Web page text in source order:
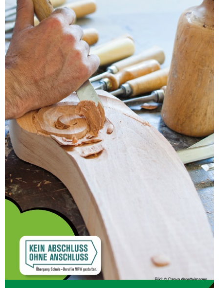
„Möchtest du mal einen Teufelsknoten
erstellen?“ – „Wood I do what???“
Na, einen Teufelsknoten bauen!
Willste wissen, was das ist? Dann melde dich
für den Praxis-Check Holz beim Bildungsträger
an.
Hier bist du genau richtig, wenn du gerne
etwas mit deinen Händen machst und Holz
liebst. Umgeben von duftendem Holz arbeitest
du nach Bauplan mit Säge und Stemmeisen.
Nach abschließendem Feinschliff nimmst du
das Ergebnis mit nach Hause.